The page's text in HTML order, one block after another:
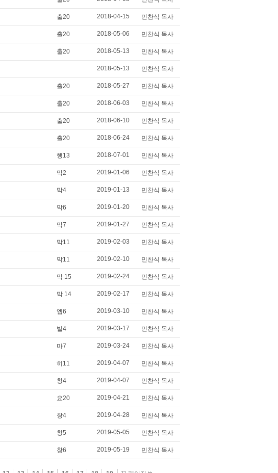
출20 2018-04-15 민찬식 목사
출20 2018-05-06 민찬식 목사
출20 2018-05-13 민찬식 목사
2018-05-13 민찬식 목사
출20 2018-05-27 민찬식 목사
출20 2018-06-03 민찬식 목사
출20 2018-06-10 민찬식 목사
출20 2018-06-24 민찬식 목사
행13 2018-07-01 민찬식 목사
막2 2019-01-06 민찬식 목사
막4 2019-01-13 민찬식 목사
막6 2019-01-20 민찬식 목사
막7 2019-01-27 민찬식 목사
막11 2019-02-03 민찬식 목사
막11 2019-02-10 민찬식 목사
막 15 2019-02-24 민찬식 목사
막 14 2019-02-17 민찬식 목사
엡6 2019-03-10 민찬식 목사
빌4 2019-03-17 민찬식 목사
마7 2019-03-24 민찬식 목사
히11 2019-04-07 민찬식 목사
창4 2019-04-07 민찬식 목사
요20 2019-04-21 민찬식 목사
창4 2019-04-28 민찬식 목사
창5 2019-05-05 민찬식 목사
창6 2019-05-19 민찬식 목사